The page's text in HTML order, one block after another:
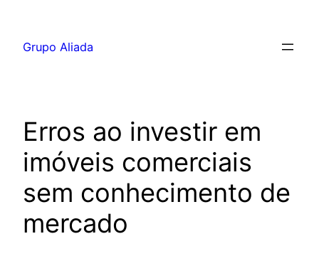
Grupo Aliada
Erros ao investir em
imóveis comerciais
sem conhecimento de
mercado